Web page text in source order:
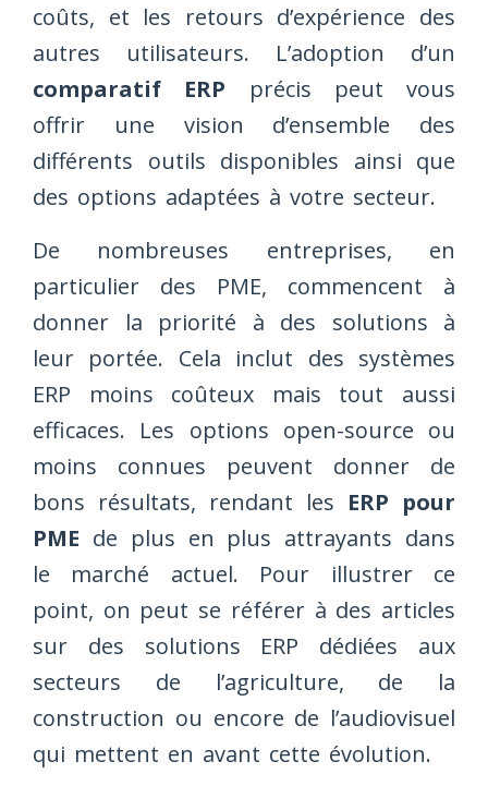
coûts, et les retours d’expérience des
autres utilisateurs. L’adoption d’un
comparatif ERP précis peut vous
offrir une vision d’ensemble des
différents outils disponibles ainsi que
des options adaptées à votre secteur.
De nombreuses entreprises, en
particulier des PME, commencent à
donner la priorité à des solutions à
leur portée. Cela inclut des systèmes
ERP moins coûteux mais tout aussi
efficaces. Les options open-source ou
moins connues peuvent donner de
bons résultats, rendant les ERP pour
PME de plus en plus attrayants dans
le marché actuel. Pour illustrer ce
point, on peut se référer à des articles
sur des solutions ERP dédiées aux
secteurs de l’agriculture, de la
construction ou encore de l’audiovisuel
qui mettent en avant cette évolution.